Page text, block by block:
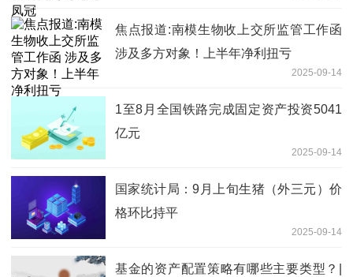
焦点报道:南模生物收上交所监管工作函
涉及多方对象！上半年净利扭亏
2025-09-14
1至8月全国铁路完成固定资产投资5041
亿元
2025-09-14
国家统计局：9月上旬生猪（外三元）价
格环比持平
2025-09-14
基金的资产配置策略有哪些主要类型？|